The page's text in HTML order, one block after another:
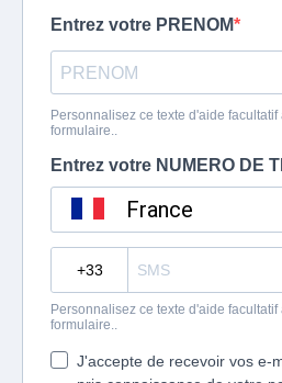
Entrez votre PRENOM
Personnalisez ce texte d'aide
formulaire..
Entrez votre NUMERO DE
France
Personnalisez ce texte d'aide
formulaire..
J'accepte de recevoir vos e-